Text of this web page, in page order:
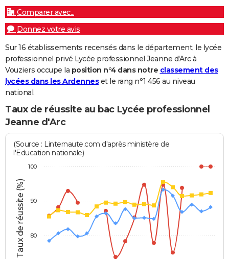
Comparer avec...
Donnez votre avis
Sur 16 établissements recensés dans le département, le lycée
professionnel privé Lycée professionnel Jeanne d'Arc à
Vouziers occupe la position n°4 dans notre classement des
lycées dans les Ardenneset le rang n°1 456 au niveau
national.
Taux de réussite au bac Lycée professionnel
Jeanne d'Arc
Taux de réussite (%)
(Source : Linternaute.com d'après ministère de
l'Education nationale)
80
90
100